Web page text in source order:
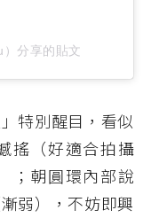
分享的貼文
特別醒目，看似
搖（好適合拍攝
；朝圓環內部說
弱），不妨即興